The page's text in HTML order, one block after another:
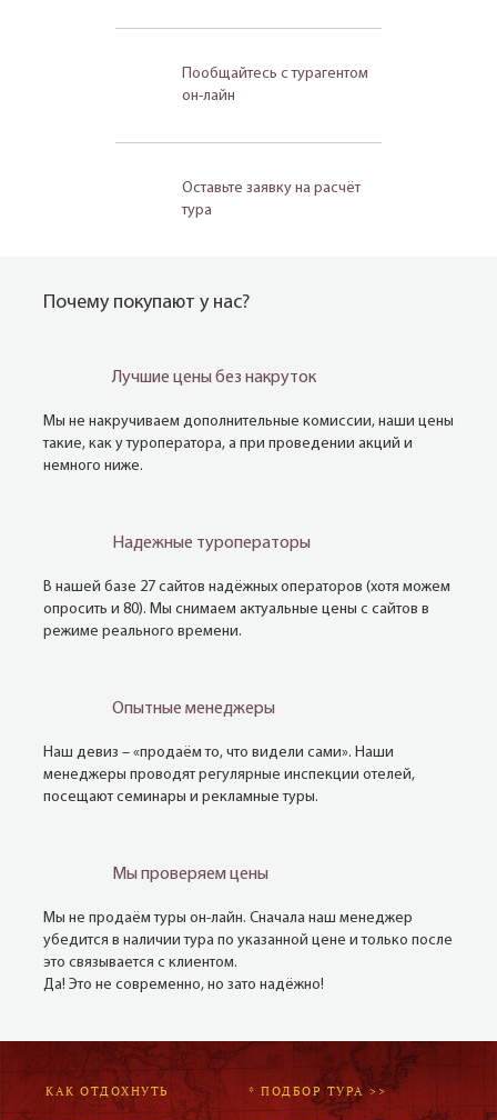
Пообщайтесь с турагентом
он-лайн
Оставьте заявку на расчёт
тура
Почему покупают у нас?
Лучшие цены без накруток
Мы не накручиваем дополнительные комиссии, наши цены
такие, как у туроператора, а при проведении акций и
немного ниже.
Надежные туроператоры
В нашей базе 27 сайтов надёжных операторов (хотя можем
опросить и 80). Мы снимаем актуальные цены с сайтов в
режиме реального времени.
Опытные менеджеры
Наш девиз – «продаём то, что видели сами». Наши
менеджеры проводят регулярные инспекции отелей,
посещают семинары и рекламные туры.
Мы проверяем цены
Мы не продаём туры он-лайн. Сначала наш менеджер
убедится в наличии тура по указанной цене и только после
это связывается с клиентом.
Да! Это не современно, но зато надёжно!
КАК ОТДОХНУТЬ * ПОДБОР ТУРА >>